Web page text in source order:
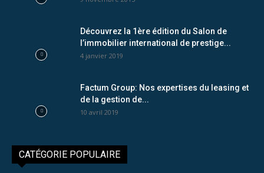
Découvrez la 1ère édition du Salon de
l’immobilier international de prestige...
4 janvier 2019
Factum Group: Nos expertises du leasing et
de la gestion de...
10 avril 2019
CATÉGORIE POPULAIRE